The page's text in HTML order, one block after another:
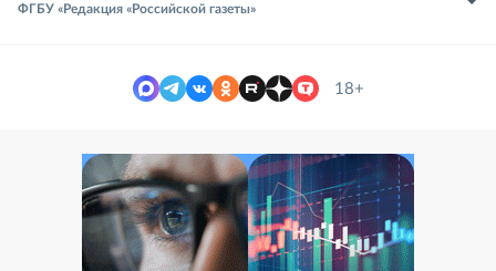
ФГБУ «Редакция «Российской газеты»
18+